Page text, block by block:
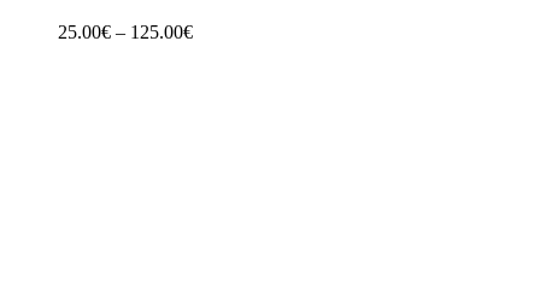
25.00€ – 125.00€